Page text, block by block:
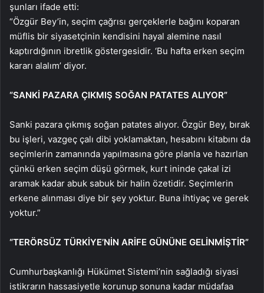
şunları ifade etti:
“Özgür Bey’in, seçim çağrısı gerçeklerle bağını koparan
müflis bir siyasetçinin kendisini hayal alemine nasıl
kaptırdığının ibretlik göstergesidir. ‘Bu hafta erken seçim
kararı alalım’ diyor.
“SANKİ PAZARA ÇIKMIŞ SOĞAN PATATES ALIYOR”
Sanki pazara çıkmış soğan patates alıyor. Özgür Bey, bırak
bu işleri, vazgeç çalı dibi yoklamaktan, hesabını kitabını da
seçimlerin zamanında yapılmasına göre planla ve hazırlan
çünkü erken seçim düşü görmek, kurt ininde çakal izi
aramak kadar abuk sabuk bir halin özetidir. Seçimlerin
erkene alınması diye bir şey yoktur. Buna ihtiyaç ve gerek
yoktur.”
“TERÖRSÜZ TÜRKİYE’NİN ARİFE GÜNÜNE GELİNMİŞTİR”
Cumhurbaşkanlığı Hükümet Sistemi’nin sağladığı siyasi
istikrarın hassasiyetle korunup sonuna kadar müdafaa